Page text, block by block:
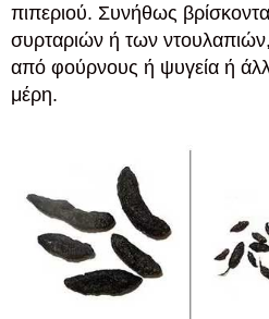
πιπεριού. Συνήθως
συρταριών ή των
από φούρνους ή ψυγεία ή
μέρη.